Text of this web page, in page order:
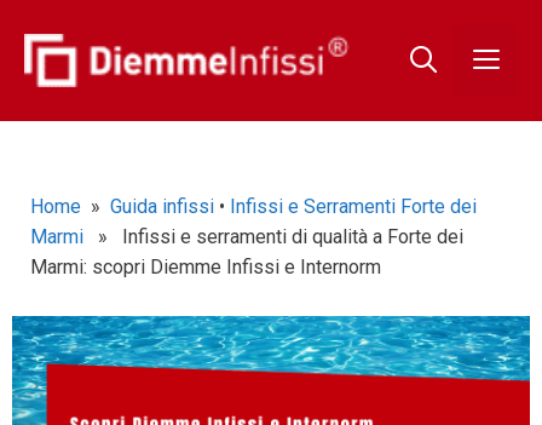
Home » Guida infissi • Infissi e Serramenti Forte dei
Marmi » Infissi e serramenti di qualità a Forte dei
Marmi: scopri Diemme Infissi e Internorm